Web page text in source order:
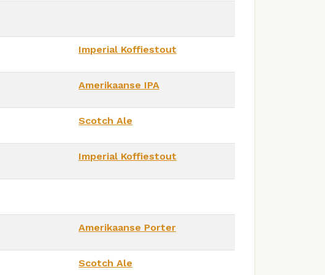
Imperial Koffiestout
Amerikaanse IPA
Scotch Ale
Imperial Koffiestout
Amerikaanse Porter
Scotch Ale